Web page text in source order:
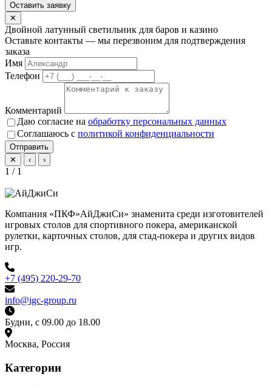
Оставить заявку
✕
Двойной латунный светильник для баров и казино
Оставьте контакты — мы перезвоним для подтверждения
заказа
Имя
Телефон
Комментарий
Даю согласие на обработку персональных данных
Соглашаюсь с политикой конфиденциальности
Отправить
✕
‹ ›
1 / 1
Компания «ПКФ»АйДжиСи» знаменита среди изготовителей
игровых столов для спортивного покера, американской
рулетки, карточных столов, для стад-покера и других видов
игр.
+7 (495) 220-29-70
info@igc-group.ru
Будни, с 09.00 до 18.00
Москва, Россия
Категории